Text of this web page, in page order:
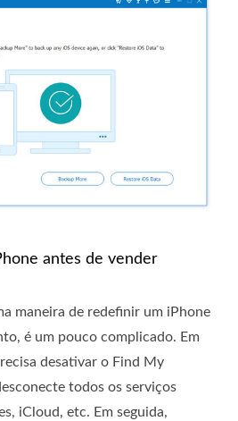
antes de vender
maneira de redefinir um iPhone
é um pouco complicado. Em
desativar o Find My
todos os serviços
iCloud, etc. Em seguida,